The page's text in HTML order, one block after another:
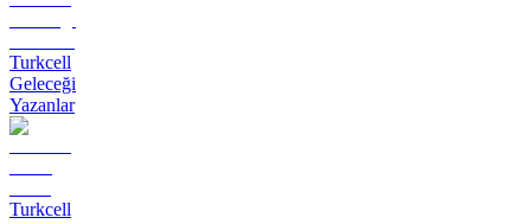
Turkcell
Geleceği
Yazanlar
Turkcell